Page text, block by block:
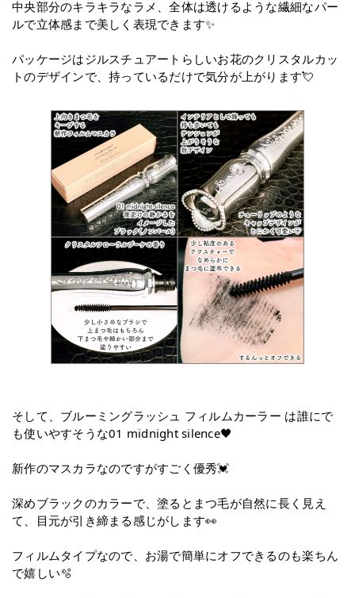
中央部分のキラキラなラメ、全体は透けるような繊細なパー
ルで立体感まで美しく表現できます✨
パッケージはジルスチュアートらしいお花のクリスタルカッ
トのデザインで、持っているだけで気分が上がります💘
そして、ブルーミングラッシュ フィルムカーラー は誰にで
も使いやすそうな01 midnight silence🖤
新作のマスカラなのですがすごく優秀💓
深めブラックのカラーで、塗るとまつ毛が自然に長く見え
て、目元が引き締まる感じがします👀
フィルムタイプなので、お湯で簡単にオフできるのも楽ちん
で嬉しい🫧